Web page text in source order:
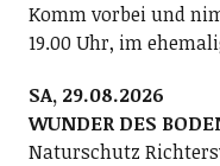
Komm vorbei und
19.00 Uhr, im
SA, 29.08.2026
WUNDER DES
Naturschutz